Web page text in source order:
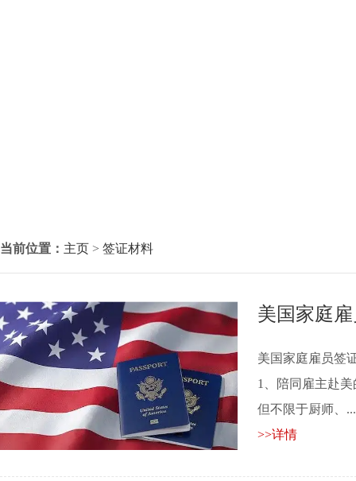
当前位置： 主页 > 签证材料
美国家庭
美国家庭雇员签
1、陪同雇主赴
但不限于厨师、
>>详情